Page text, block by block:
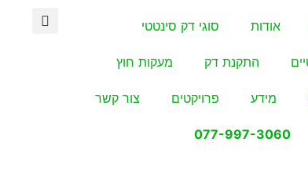
אודות סוגי דק סינטטי
התקנת דק מעקות חוץ
מידע פרויקטים צור קשר
077-997-3060